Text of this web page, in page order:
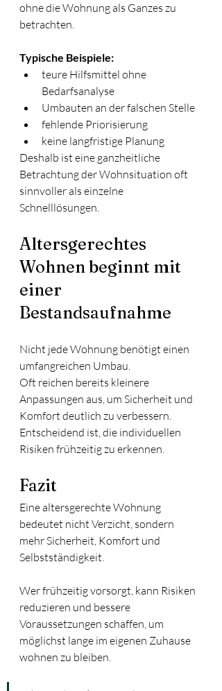
ohne die Wohnung als Ganzes zu
betrachten.
Typische Beispiele:
teure Hilfsmittel ohne
Bedarfsanalyse
Umbauten an der falschen Stelle
fehlende Priorisierung
keine langfristige Planung
Deshalb ist eine ganzheitliche
Betrachtung der Wohnsituation oft
sinnvoller als einzelne
Schnelllösungen.
Altersgerechtes
Wohnen beginnt mit
einer
Bestandsaufnahme
Nicht jede Wohnung benötigt einen
umfangreichen Umbau.
Oft reichen bereits kleinere
Anpassungen aus, um Sicherheit und
Komfort deutlich zu verbessern.
Entscheidend ist, die individuellen
Risiken frühzeitig zu erkennen.
Fazit
Eine altersgerechte Wohnung
bedeutet nicht Verzicht, sondern
mehr Sicherheit, Komfort und
Selbstständigkeit.
Wer frühzeitig vorsorgt, kann Risiken
reduzieren und bessere
Voraussetzungen schaffen, um
möglichst lange im eigenen Zuhause
wohnen zu bleiben.